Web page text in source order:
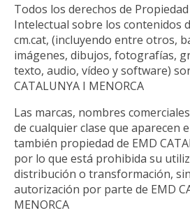
Todos los derechos de
Intelectual sobre los contenidos
cm.cat, (incluyendo entre otros,
imágenes, dibujos, fotografías,
texto, audio, vídeo y software)
CATALUNYA I MENORCA
Las marcas, nombres
de cualquier clase que aparecen
también propiedad de EMD
por lo que está prohibida su
distribución o transformación,
autorización por parte de EMD
MENORCA